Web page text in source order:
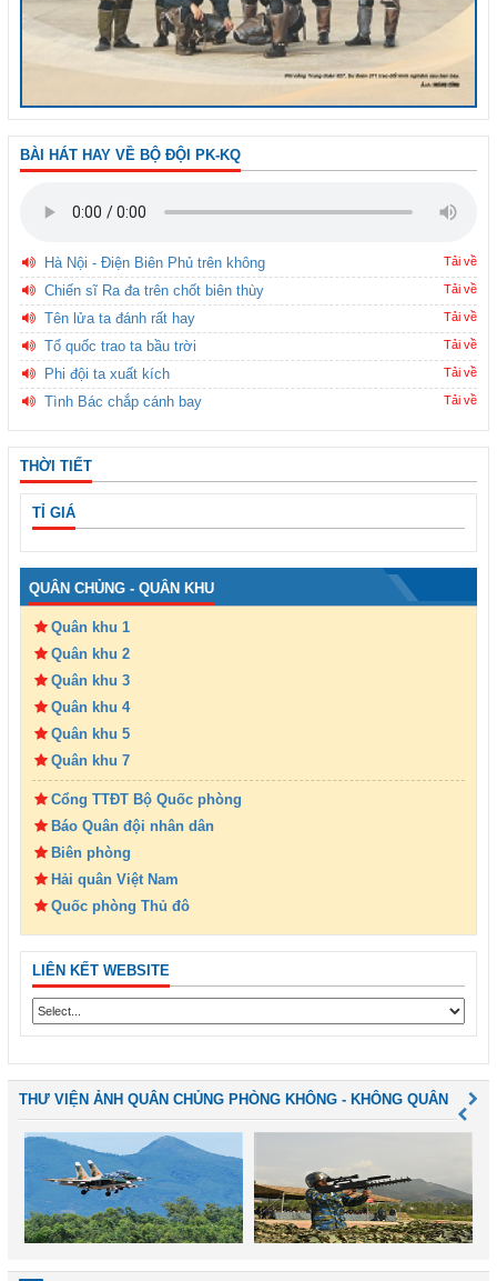
BÀI HÁT HAY VỀ BỘ ĐỘI PK-KQ
Hà Nội - Điện Biên Phủ trên không Tải về
Chiến sĩ Ra đa trên chốt biên thùy Tải về
Tên lửa ta đánh rất hay Tải về
Tổ quốc trao ta bầu trời Tải về
Phi đội ta xuất kích Tải về
Tình Bác chắp cánh bay Tải về
THỜI TIẾT
TỈ GIÁ
QUÂN CHỦNG - QUÂN KHU
Quân khu 1
Quân khu 2
Quân khu 3
Quân khu 4
Quân khu 5
Quân khu 7
Cổng TTĐT Bộ Quốc phòng
Báo Quân đội nhân dân
Biên phòng
Hải quân Việt Nam
Quốc phòng Thủ đô
LIÊN KẾT WEBSITE
THƯ VIỆN ẢNH QUÂN CHỦNG PHÒNG KHÔNG - KHÔNG QUÂN